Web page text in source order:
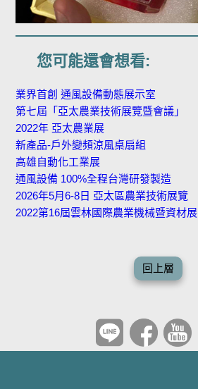
您可能還會想看:
業界首創 通風設備動態展示室
第七屆「亞太農業技術展覽暨會議」
2022年 亞太農業展
新產品-戶外變頻涼風桌扇組
高雄自動化工業展
通風設備 100%全程台灣研發製造
2026年5月6-8日 亞太區農業技術展覽
2022第16屆雲林國際農業機械暨資材展
回上層